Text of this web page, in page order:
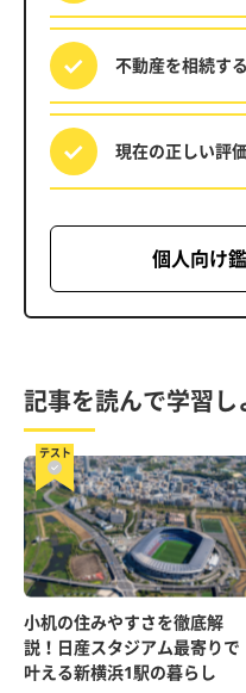
不動産を相続する
現在の正しい評
個人向け
記事を読んで学習し
テスト
小机の住みやすさを徹底解
説！日産スタジアム最寄りで
叶える新横浜1駅の暮らし